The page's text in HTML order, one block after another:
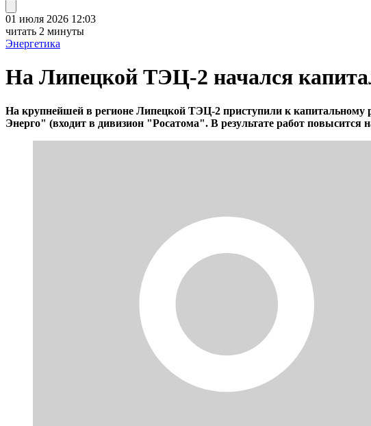
01 июля 2026 12:03
читать 2 минуты
Энергетика
На Липецкой ТЭЦ-2 начался
На крупнейшей в регионе Липецкой ТЭЦ-2 приступили к
Энерго" (входит в дивизион "Росатома". В результате работ